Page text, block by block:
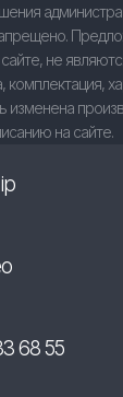
не
изменена
на сайте.
68 55